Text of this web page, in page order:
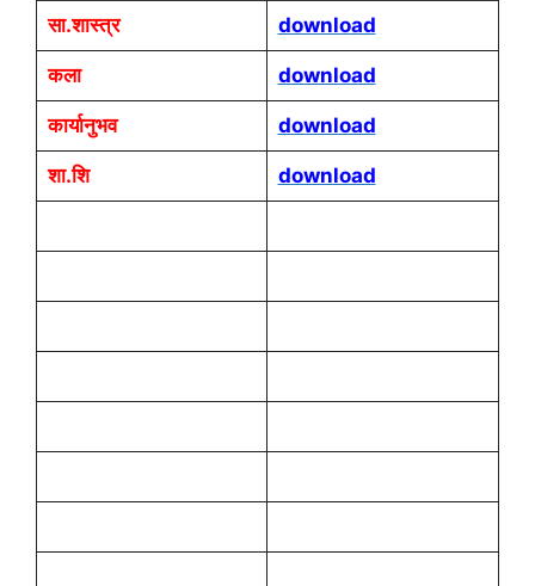
सा.शास्त्र download
कला download
कार्यानुभव download
शा.शि download